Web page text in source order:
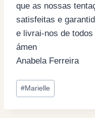
que as nossas
satisfeitas e
e livrai-nos de
ámen
Anabela Ferreira
Post
Tags:
#Marielle